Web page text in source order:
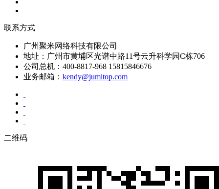
联系方式
广州聚米网络科技有限公司
地址：广州市黄埔区光谱中路11号云升科学园C栋706
公司总机：400-8817-968 15815846676
业务邮箱： kendy@jumitop.com
二维码